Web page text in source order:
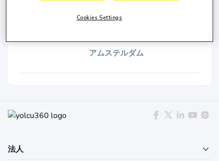
アムステルダム・スキポール
アムステルダム
法人
Cookies Settings